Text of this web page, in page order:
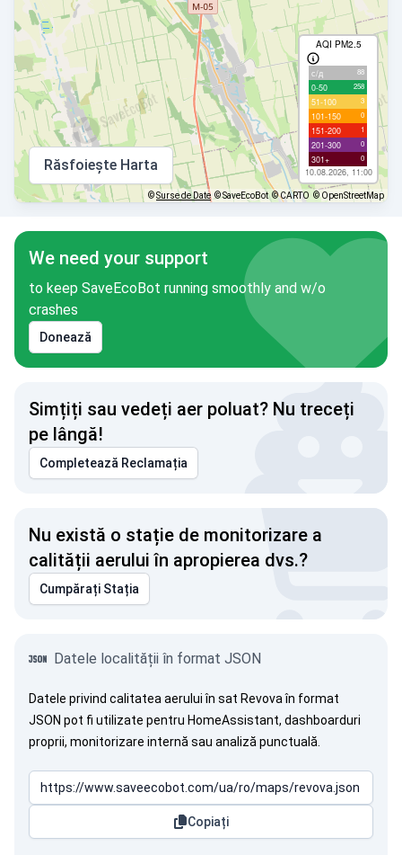
AQI PM2.5
с/д 88
0-50 258
51-100 3
101-150 0
151-200 1
201-300 0
301+ 0
10.08.2026, 11:00
Răsfoiește Harta
©Surse de Date © SaveEcoBot © CARTO © OpenStreetMap
We need your support
to keep SaveEcoBot running smoothly and w/o
crashes
Donează
Simțiți sau vedeți aer poluat? Nu treceți
pe lângă!
Completează Reclamația
Nu există o stație de monitorizare a
calității aerului în apropierea dvs.?
Cumpărați Stația
Datele localității în format JSON
Datele privind calitatea aerului în sat Revova în format
JSON pot fi utilizate pentru HomeAssistant, dashboarduri
proprii, monitorizare internă sau analiză punctuală.
Copiați